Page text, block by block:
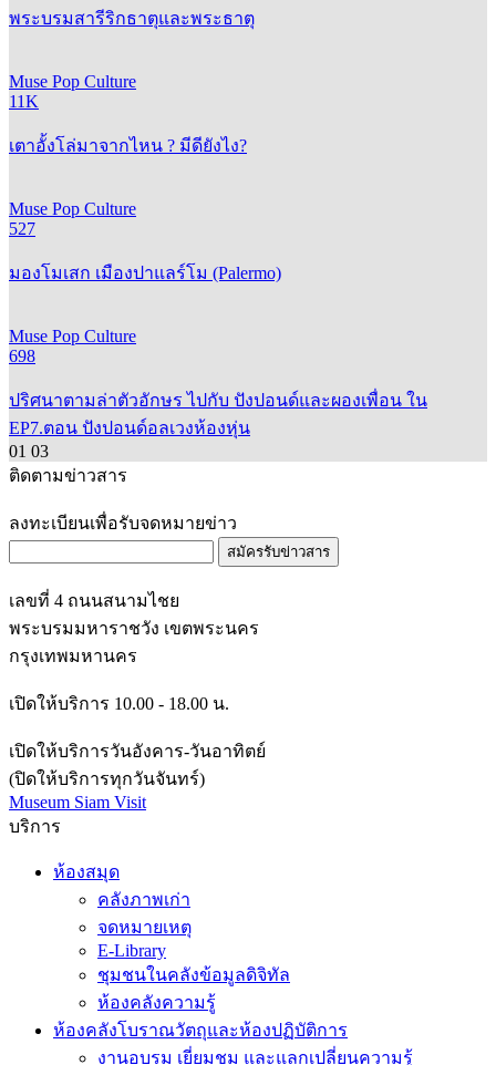
พระบรมสารีริกธาตุและพระธาตุ
Muse Pop Culture
11K
เตาอั้งโล่มาจากไหน ? มีดียังไง?
Muse Pop Culture
527
มองโมเสก เมืองปาแลร์โม (Palermo)
Muse Pop Culture
698
ปริศนาตามล่าตัวอักษร ไปกับ ปังปอนด์และผองเพื่อน ใน
EP7.ตอน ปังปอนด์อลเวงห้องหุ่น
01 03
ติดตามข่าวสาร
ลงทะเบียนเพื่อรับจดหมายข่าว
สมัครรับข่าวสาร
เลขที่ 4 ถนนสนามไชย
พระบรมมหาราชวัง เขตพระนคร
กรุงเทพมหานคร
เปิดให้บริการ 10.00 - 18.00 น.
เปิดให้บริการวันอังคาร-วันอาทิตย์
(ปิดให้บริการทุกวันจันทร์)
Museum Siam Visit
บริการ
ห้องสมุด
คลังภาพเก่า
จดหมายเหตุ
E-Library
ชุมชนในคลังข้อมูลดิจิทัล
ห้องคลังความรู้
ห้องคลังโบราณวัตถุและห้องปฏิบัติการ
งานอบรม เยี่ยมชม และแลกเปลี่ยนความรู้